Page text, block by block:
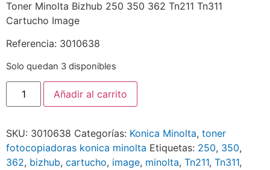
Toner Minolta Bizhub 250 350 362 Tn211 Tn311
Cartucho Image
Referencia: 3010638
Solo quedan 3 disponibles
Añadir al carrito
SKU: 3010638 Categorías: Konica Minolta, toner
fotocopiadoras konica minolta Etiquetas: 250, 350,
362, bizhub, cartucho, image, minolta, Tn211, Tn311,